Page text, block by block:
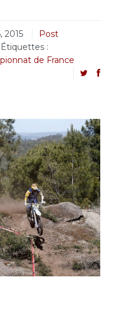
2015
Post
Étiquettes :
de France